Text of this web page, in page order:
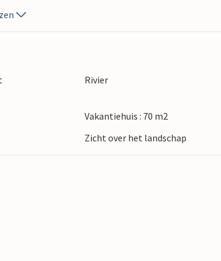
Je bent niet ver van de Plauer See.
de wateren van het Mecklenburgse
maken in de Nossentiner / Schwinzer
weer thuis!
Rivier
Vakantiehuis : 70 m2
Zicht over het landschap